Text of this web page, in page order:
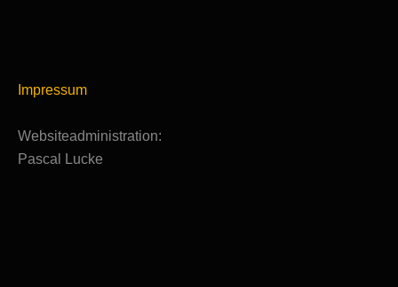
Impressum
Websiteadministration:
Pascal Lucke